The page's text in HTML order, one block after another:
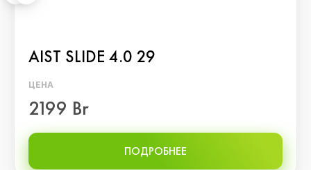
AIST SLIDE 4.0 29
ЦЕНА
2199 Br
ПОДРОБНЕЕ